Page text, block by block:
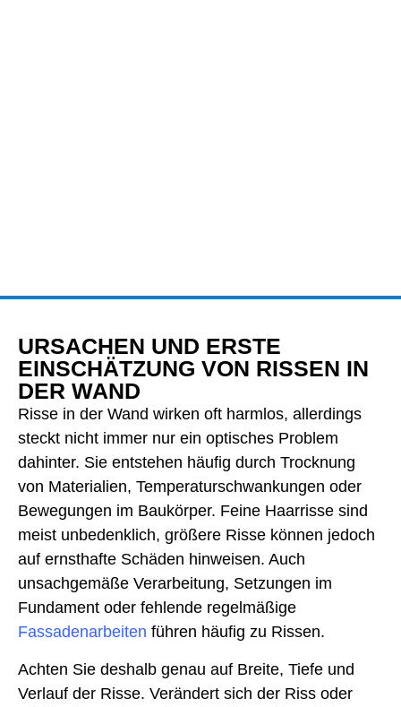
URSACHEN UND ERSTE
EINSCHÄTZUNG VON RISSEN IN
DER WAND
Risse in der Wand wirken oft harmlos, allerdings
steckt nicht immer nur ein optisches Problem
dahinter. Sie entstehen häufig durch Trocknung
von Materialien, Temperaturschwankungen oder
Bewegungen im Baukörper. Feine Haarrisse sind
meist unbedenklich, größere Risse können jedoch
auf ernsthafte Schäden hinweisen. Auch
unsachgemäße Verarbeitung, Setzungen im
Fundament oder fehlende regelmäßige
Fassadenarbeiten führen häufig zu Rissen.
Achten Sie deshalb genau auf Breite, Tiefe und
Verlauf der Risse. Verändert sich der Riss oder